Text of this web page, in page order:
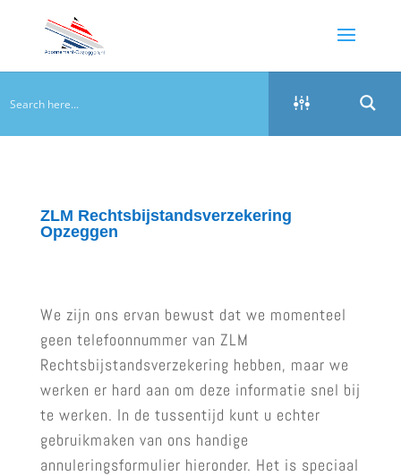
ZLM Rechtsbijstandsverzekering
Opzeggen
We zijn ons ervan bewust dat we momenteel
geen telefoonnummer van ZLM
Rechtsbijstandsverzekering hebben, maar we
werken er hard aan om deze informatie snel bij
te werken. In de tussentijd kunt u echter
gebruikmaken van ons handige
annuleringsformulier hieronder. Het is speciaal